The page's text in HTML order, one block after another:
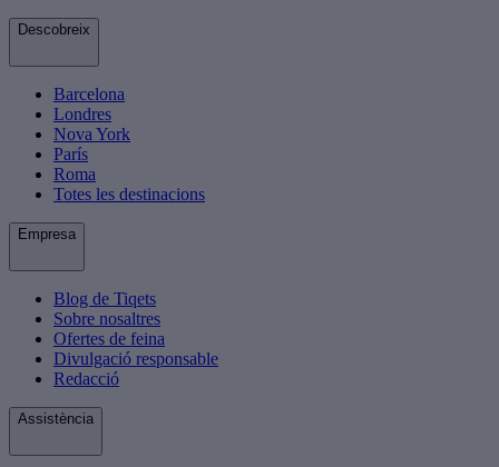
Descobreix
Barcelona
Londres
Nova York
París
Roma
Totes les destinacions
Empresa
Blog de Tiqets
Sobre nosaltres
Ofertes de feina
Divulgació responsable
Redacció
Assistència